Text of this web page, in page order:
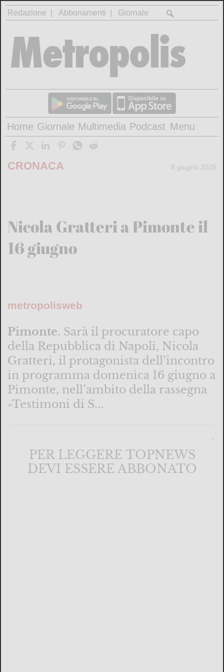
Redazione Abbonamenti Giornale
Home Giornale Multimedia Podcast Menu
CRONACA 8 giugno 2025
Nicola Gratteri a Pimonte il
16 giugno
metropolisweb
Pimonte. Sarà il procuratore capo
della Repubblica di Napoli, Nicola
Gratteri, il protagonista dell’incontro
in programma domenica 16 giugno a
Pimonte, nell’ambito della rassegna
«Testimoni di S...
PER LEGGERE TOPNEWS
DEVI ESSERE ABBONATO